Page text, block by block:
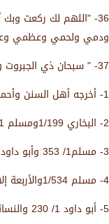
36- "اللهم لك ركعت
ودمي ولحمي وعظمي
37- " سبحان ذي الجبروت والملكوت والكبرياء والعظمة "[5].
1- أخرجه أهل السنن وأحمد وانظر صحيح الترمذي 1/83
2- البخاري 1/199ومسلم 1/ 350
3- مسلم1/ 353 وأبو داود 1/230
4- مسلم 1/534والأربعة إلا ابن ماجه
5- أبو داود 1/ 230 والنسائي وأحمد وإسناده حسن